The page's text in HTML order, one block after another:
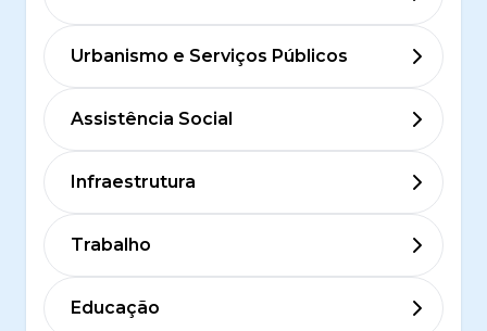
Urbanismo e Serviços Públicos
Assistência Social
Infraestrutura
Trabalho
Educação